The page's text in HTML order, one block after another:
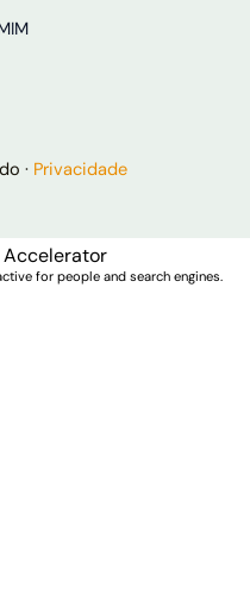
· Privacidade
Accelerator
for people and search engines.